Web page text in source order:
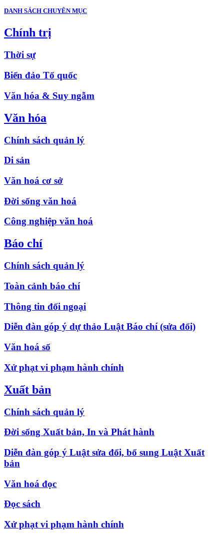
DANH SÁCH CHUYÊN MỤC
Chính trị
Thời sự
Biển đảo Tổ quốc
Văn hóa & Suy ngẫm
Văn hóa
Chính sách quản lý
Di sản
Văn hoá cơ sở
Đời sống văn hoá
Công nghiệp văn hoá
Báo chí
Chính sách quản lý
Toàn cảnh báo chí
Thông tin đối ngoại
Diễn đàn góp ý dự thảo Luật Báo chí (sửa đổi)
Văn hoá số
Xử phạt vi phạm hành chính
Xuất bản
Chính sách quản lý
Đời sống Xuất bản, In và Phát hành
Diễn đàn góp ý Luật sửa đổi, bổ sung Luật Xuất
bản
Văn hoá đọc
Đọc sách
Xử phạt vi phạm hành chính